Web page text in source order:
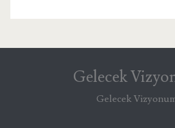
Gelecek
Gelecek